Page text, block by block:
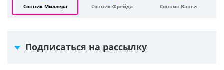
Сонник Миллера Сонник Фрейда Сонник Ванги
Подписаться на рассылку